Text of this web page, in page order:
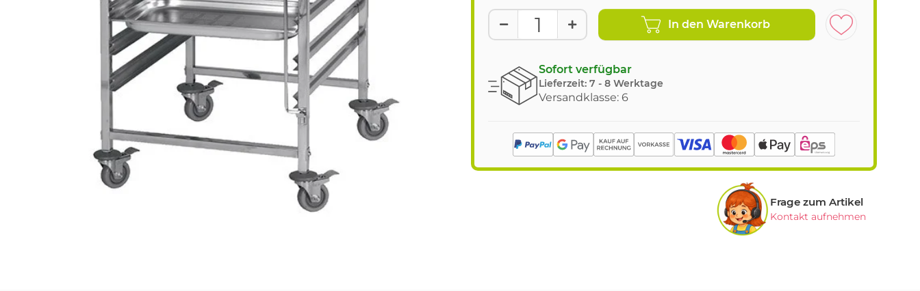
In den Warenkorb
Sofort verfügbar
Lieferzeit: 7 - 8 Werktage
Versandklasse: 6
Frage zum Artikel
Kontakt aufnehmen